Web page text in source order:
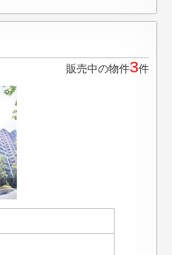
販売中の物件3件